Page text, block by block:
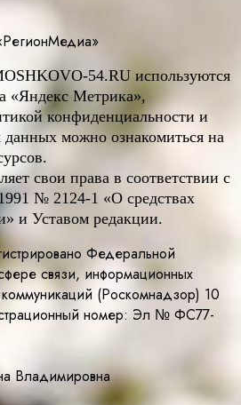
-54.RU используются
«Яндекс Метрика»,
конфиденциальности и
можно ознакомиться на
свои права в соответствии с
№ 2124-1 «О средствах
и Уставом редакции.
Федеральной
связи, информационных
(Роскомнадзор) 10
номер: Эл № ФС77-
Владимировна